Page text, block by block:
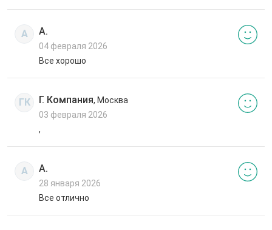
А А.
04 февраля 2026
Все хорошо
ГК Г. Компания, Москва
03 февраля 2026
,
А А.
28 января 2026
Все отлично